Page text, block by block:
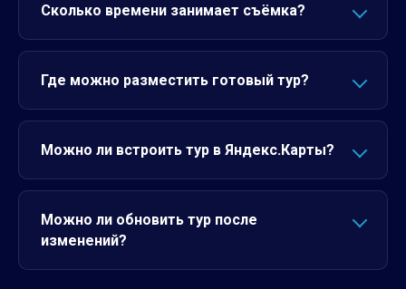
Сколько времени занимает съёмка?
Где можно разместить готовый тур?
Можно ли встроить тур в Яндекс.Карты?
Можно ли обновить тур после
изменений?